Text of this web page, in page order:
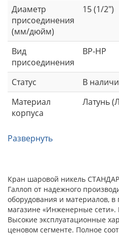
Диаметр
присоединения
(мм/дюйм)
15 (1/2")
Вид
присоединения
ВР-НР
Статус
В
Материал
корпуса
Латунь
Развернуть
Кран шаровой никель
Галлоп от надежного
оборудования и материалов,
магазине «Инженерные сети».
Высокие эксплуатационные
ценовом сегменте. Полное